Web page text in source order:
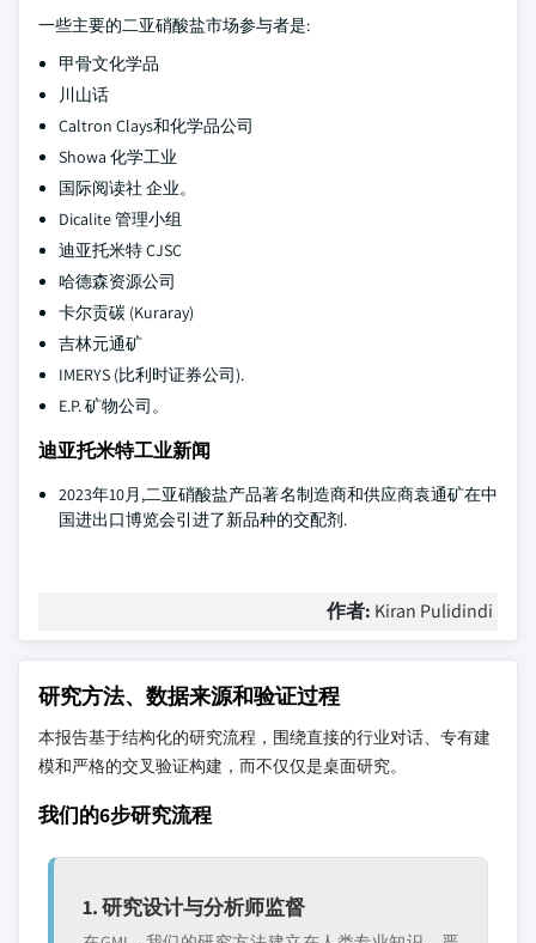
一些主要的二亚硝酸盐市场参与者是:
甲骨文化学品
川山话
Caltron Clays和化学品公司
Showa 化学工业
国际阅读社 企业。
Dicalite 管理小组
迪亚托米特 CJSC
哈德森资源公司
卡尔贡碳 (Kuraray)
吉林元通矿
IMERYS (比利时证券公司).
E.P. 矿物公司。
迪亚托米特工业新闻
2023年10月,二亚硝酸盐产品著名制造商和供应商袁通矿在中
国进出口博览会引进了新品种的交配剂.
作者: Kiran Pulidindi
研究方法、数据来源和验证过程
本报告基于结构化的研究流程，围绕直接的行业对话、专有建
模和严格的交叉验证构建，而不仅仅是桌面研究。
我们的6步研究流程
1. 研究设计与分析师监督